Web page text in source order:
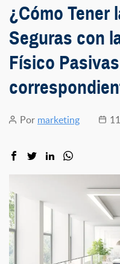
¿Cómo Tener
Seguras con
Físico Pasivas
Autor
la
entrada
Por marketing
Fecha